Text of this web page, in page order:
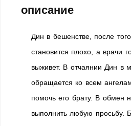
описание
Дин в бешенстве, после
становится плохо, а врачи
выживет. В отчаянии Дин в
обращается ко всем
помочь его брату. В обмен
выполнить любую просьбу.